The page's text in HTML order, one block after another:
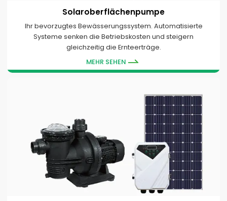
Solaroberflächenpumpe
Ihr bevorzugtes Bewässerungssystem. Automatisierte
Systeme senken die Betriebskosten und steigern
gleichzeitig die Ernteerträge.
MEHR SEHEN